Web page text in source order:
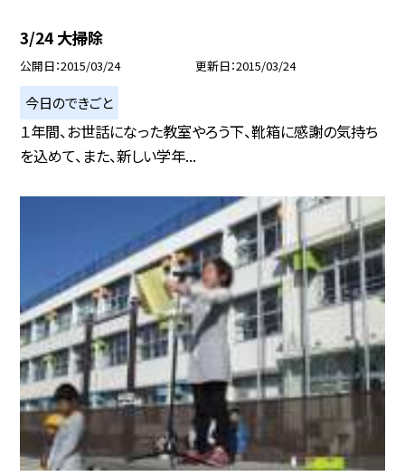
3/24 大掃除
公開日 2015/03/24 更新日 2015/03/24
今日のできごと
１年間、お世話になった教室やろう下、靴箱に感謝の気持ち
を込めて、また、新しい学年...